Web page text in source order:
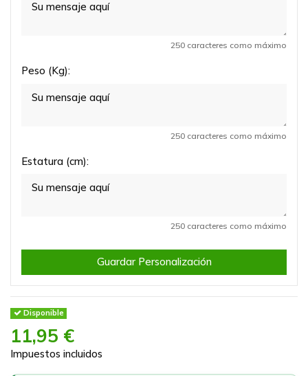
250 caracteres como máximo
Peso (Kg):
250 caracteres como máximo
Estatura (cm):
250 caracteres como máximo
Guardar Personalización
Disponible
11,95 €
Impuestos incluidos